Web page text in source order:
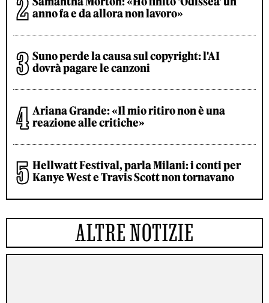
anno fa e da allora non lavoro»
Suno perde la causa sul copyright: l'AI
dovrà pagare le canzoni
Ariana Grande: «Il mio ritiro non è una
reazione alle critiche»
Hellwatt Festival, parla Milani: i conti per
Kanye West e Travis Scott non tornavano
ALTRE NOTIZIE